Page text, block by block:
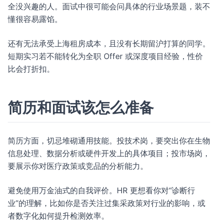
全没兴趣的人。面试中很可能会问具体的行业场景题，装不
懂很容易露馅。
还有无法承受上海租房成本，且没有长期留沪打算的同学。
短期实习若不能转化为全职 Offer 或深度项目经验，性价
比会打折扣。
简历和面试该怎么准备
简历方面，切忌堆砌通用技能。投技术岗，要突出你在生物
信息处理、数据分析或硬件开发上的具体项目；投市场岗，
要展示你对医疗政策或竞品的分析能力。
避免使用万金油式的自我评价。HR 更想看你对“诊断行
业”的理解，比如你是否关注过集采政策对行业的影响，或
者数字化如何提升检测效率。